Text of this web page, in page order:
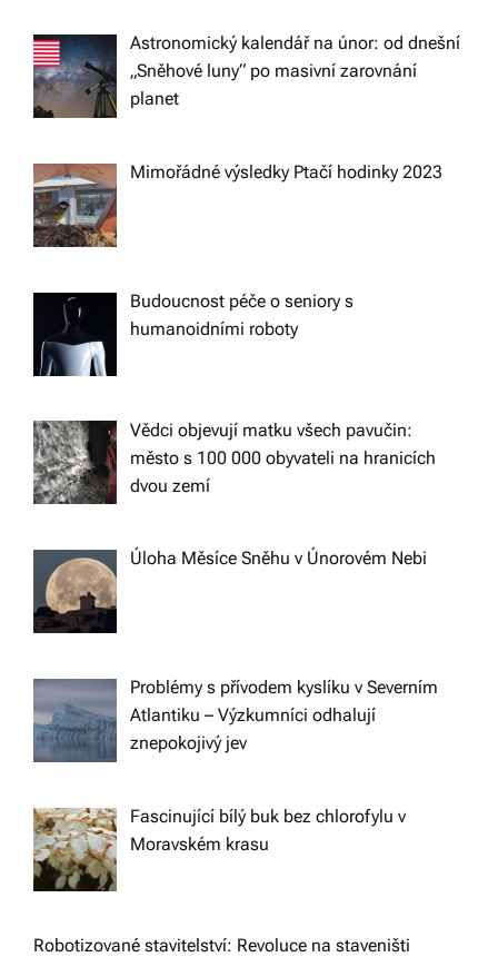
Astronomický kalendář na únor: od dnešní
„Sněhové luny“ po masivní zarovnání
planet
Mimořádné výsledky Ptačí hodinky 2023
Budoucnost péče o seniory s
humanoidními roboty
Vědci objevují matku všech pavučin:
město s 100 000 obyvateli na hranicích
dvou zemí
Úloha Měsíce Sněhu v Únorovém Nebi
Problémy s přívodem kyslíku v Severním
Atlantiku – Výzkumníci odhalují
znepokojivý jev
Fascinující bílý buk bez chlorofylu v
Moravském krasu
Robotizované stavitelství: Revoluce na staveništi